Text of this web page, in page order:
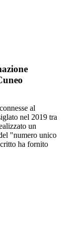
al
nel 2019 tra
un
"numero unico
ha fornito